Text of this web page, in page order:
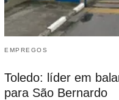
EMPREGOS
Toledo: líder em
para São Bernardo